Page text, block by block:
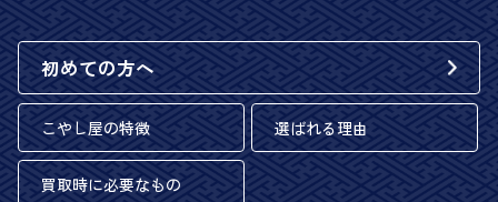
初めての方へ
こやし屋の特徴 選ばれる理由
買取時に必要なもの